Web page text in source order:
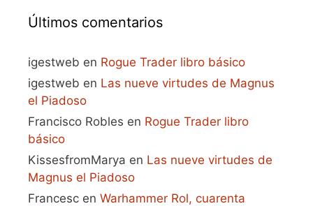
Últimos comentarios
igestweb en Rogue Trader libro básico
igestweb en Las nueve virtudes de Magnus
el Piadoso
Francisco Robles en Rogue Trader libro
básico
KissesfromMarya en Las nueve virtudes de
Magnus el Piadoso
Francesc en Warhammer Rol, cuarenta